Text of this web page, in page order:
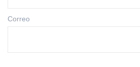
Correo